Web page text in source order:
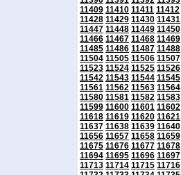
11409 11410 11411 11412
11428 11429 11430 11431
11447 11448 11449 11450
11466 11467 11468 11469
11485 11486 11487 11488
11504 11505 11506 11507
11523 11524 11525 11526
11542 11543 11544 11545
11561 11562 11563 11564
11580 11581 11582 11583
11599 11600 11601 11602
11618 11619 11620 11621
11637 11638 11639 11640
11656 11657 11658 11659
11675 11676 11677 11678
11694 11695 11696 11697
11713 11714 11715 11716